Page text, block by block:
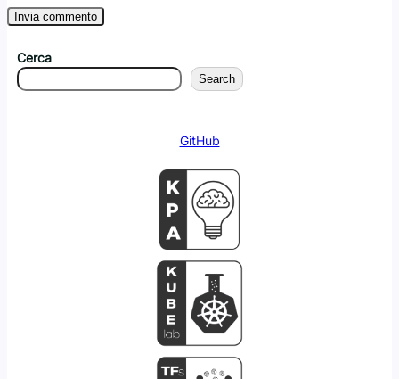
Cerca
Search
GitHub